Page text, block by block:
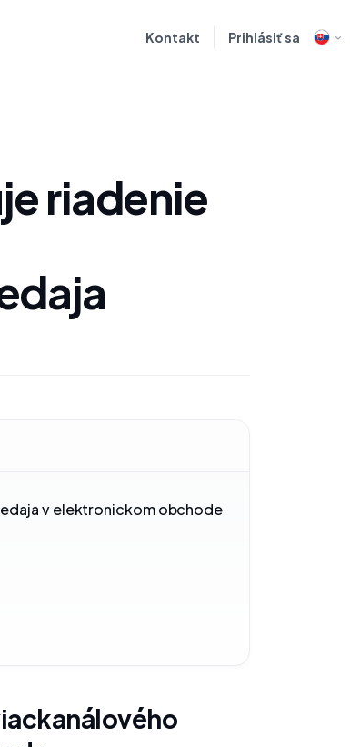
Kontakt Prihlásiť sa
riadenie
v elektronickom obchode